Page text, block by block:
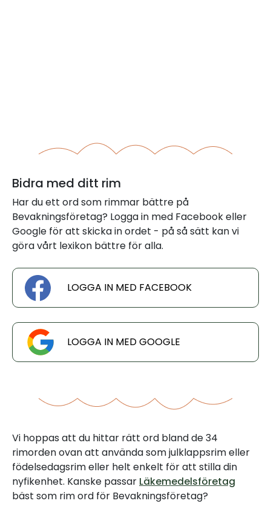
Bidra med ditt rim
Har du ett ord som rimmar bättre på
Bevakningsföretag? Logga in med Facebook eller
Google för att skicka in ordet - på så sätt kan vi
göra vårt lexikon bättre för alla.
LOGGA IN MED FACEBOOK
LOGGA IN MED GOOGLE
Vi hoppas att du hittar rätt ord bland de 34
rimorden ovan att använda som julklappsrim eller
födelsedagsrim eller helt enkelt för att stilla din
nyfikenhet. Kanske passar Läkemedelsföretag
bäst som rim ord för Bevakningsföretag?